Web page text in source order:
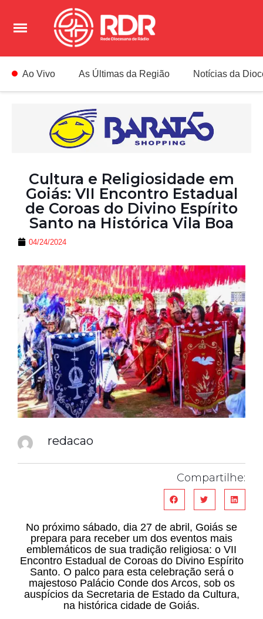
Ao Vivo As Últimas da Região Notícias da
Cultura e Religiosidade em
Goiás: VII Encontro Estadual
de Coroas do Divino Espírito
Santo na Histórica Vila Boa
04/24/2024
redacao
Compartilhe:
No próximo sábado, dia 27 de abril, Goiás se
prepara para receber um dos eventos mais
emblemáticos de sua tradição religiosa: o VII
Encontro Estadual de Coroas do Divino Espírito
Santo. O palco para esta celebração será o
majestoso Palácio Conde dos Arcos, sob os
auspícios da Secretaria de Estado da Cultura,
na histórica cidade de Goiás.